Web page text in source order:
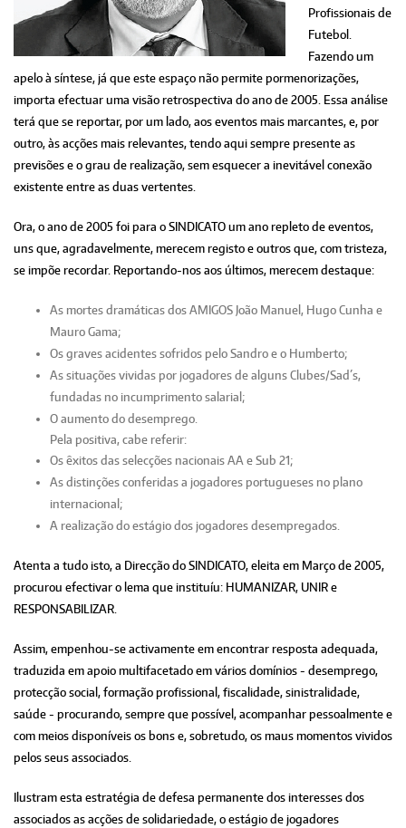
Profissionais de
Futebol.
Fazendo um
apelo à síntese, já que este espaço não permite pormenorizações,
importa efectuar uma visão retrospectiva do ano de 2005. Essa análise
terá que se reportar, por um lado, aos eventos mais marcantes, e, por
outro, às acções mais relevantes, tendo aqui sempre presente as
previsões e o grau de realização, sem esquecer a inevitável conexão
existente entre as duas vertentes.
Ora, o ano de 2005 foi para o SINDICATO um ano repleto de eventos,
uns que, agradavelmente, merecem registo e outros que, com tristeza,
se impõe recordar. Reportando-nos aos últimos, merecem destaque:
As mortes dramáticas dos AMIGOS João Manuel, Hugo Cunha e
Mauro Gama;
Os graves acidentes sofridos pelo Sandro e o Humberto;
As situações vividas por jogadores de alguns Clubes/Sad´s,
fundadas no incumprimento salarial;
O aumento do desemprego.
Pela positiva, cabe referir:
Os êxitos das selecções nacionais AA e Sub 21;
As distinções conferidas a jogadores portugueses no plano
internacional;
A realização do estágio dos jogadores desempregados.
Atenta a tudo isto, a Direcção do SINDICATO, eleita em Março de 2005,
procurou efectivar o lema que instituíu: HUMANIZAR, UNIR e
RESPONSABILIZAR.
Assim, empenhou-se activamente em encontrar resposta adequada,
traduzida em apoio multifacetado em vários domínios - desemprego,
protecção social, formação profissional, fiscalidade, sinistralidade,
saúde - procurando, sempre que possível, acompanhar pessoalmente e
com meios disponíveis os bons e, sobretudo, os maus momentos vividos
pelos seus associados.
Ilustram esta estratégia de defesa permanente dos interesses dos
associados as acções de solidariedade, o estágio de jogadores